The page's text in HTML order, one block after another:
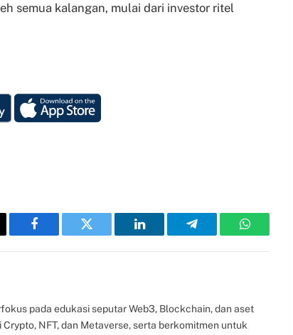
semua kalangan, mulai dari investor ritel
Facebook Twitter LinkedIn Telegram WhatsApp
pada edukasi seputar Web3, Blockchain, dan aset
NFT, dan Metaverse, serta berkomitmen untuk